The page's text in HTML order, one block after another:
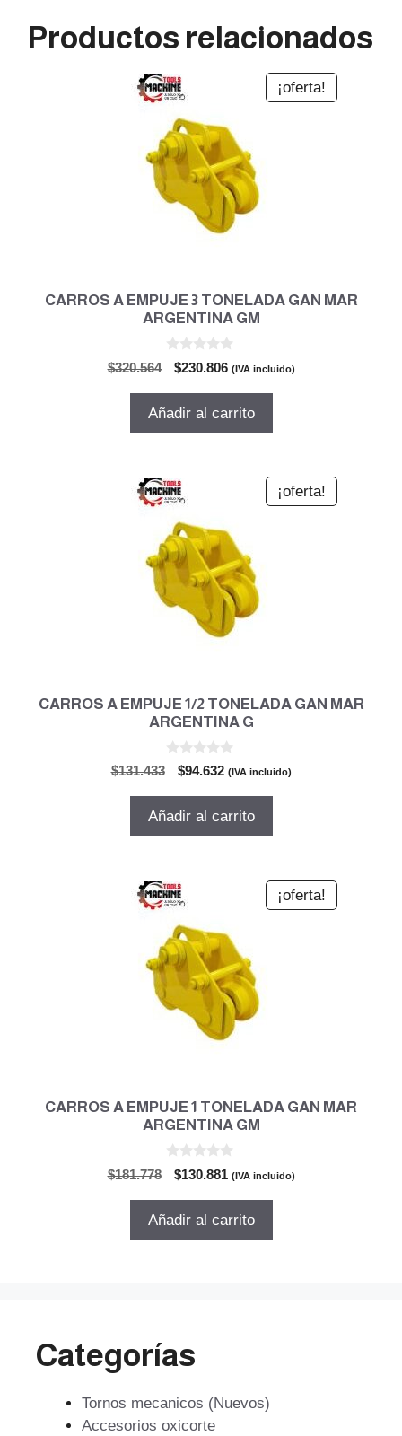
Productos relacionados
¡oferta!
CARROS A EMPUJE 3 TONELADA GAN MAR
ARGENTINA GM
$320.564
El
original
$230.806El
actual
(IVA incluido)
Añadir al carrito
¡oferta!
CARROS A EMPUJE 1/2 TONELADA GAN MAR
ARGENTINA G
$131.433
El
original
$94.632El
actual
(IVA incluido)
Añadir al carrito
¡oferta!
CARROS A EMPUJE 1 TONELADA GAN MAR
ARGENTINA GM
$181.778
El
original
$130.881 El
actual
(IVA incluido)
Añadir al carrito
Categorías
Tornos mecanicos (Nuevos)
Accesorios oxicorte